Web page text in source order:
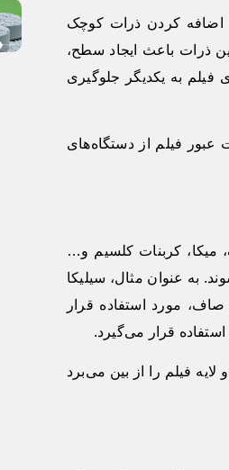
کردن ذرات کوچک
ذرات باعث ایجاد سطح،
به یکدیگر جلوگیری
فیلم از دستگاه‌های
میکا، کربنات کلسیم و…
به عنوان مثال، سیلیکا
مورد استفاده قرار
قرار می‌گیرد.
فیلم را از بین می‌برد